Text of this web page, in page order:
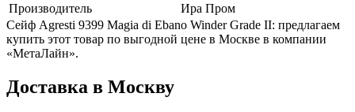
Производитель
Ира Пром
Сейф Agresti 9399 Magia di Ebano Winder Grade II: предлагаем
купить этот товар по выгодной цене в Москве в компании
«МетаЛайн».
Доставка в Москву